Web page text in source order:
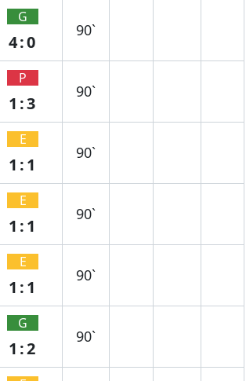
G
4:0
90`
P
1:3
90`
E
1:1
90`
E
1:1
90`
E
1:1
90`
G
1:2
90`